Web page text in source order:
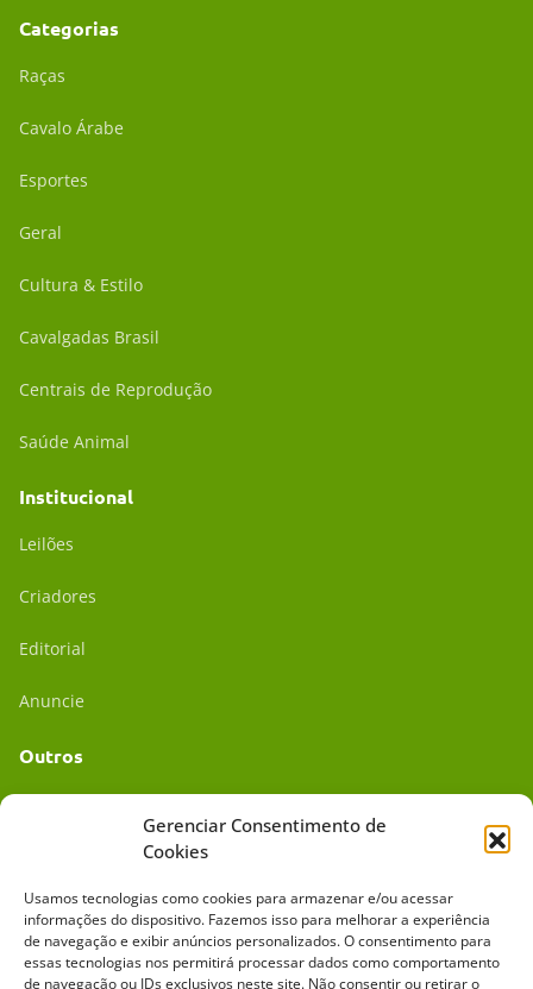
Gerenciar Consentimento de
Cookies
Usamos tecnologias como cookies para armazenar e/ou acessar
informações do dispositivo. Fazemos isso para melhorar a experiência
de navegação e exibir anúncios personalizados. O consentimento para
essas tecnologias nos permitirá processar dados como comportamento
de navegação ou IDs exclusivos neste site. Não consentir ou retirar o
Categorias
Raças
Cavalo Árabe
Esportes
Geral
Cultura & Estilo
Cavalgadas Brasil
Centrais de Reprodução
Saúde Animal
Institucional
Leilões
Criadores
Editorial
Anuncie
Outros
Mídia Kit